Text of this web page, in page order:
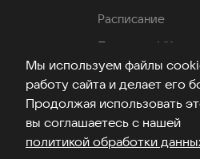
Мы используем файлы
работу сайта и делает его
Продолжая использовать
вы соглашаетесь с нашей
политикой обработки
Расписание
Продукты VK
Место
Часто
ТелеграмВКонтакте
Хабр